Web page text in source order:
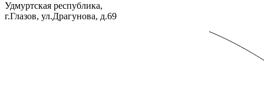
Удмуртская республика,
г.Глазов, ул.Драгунова, д.69